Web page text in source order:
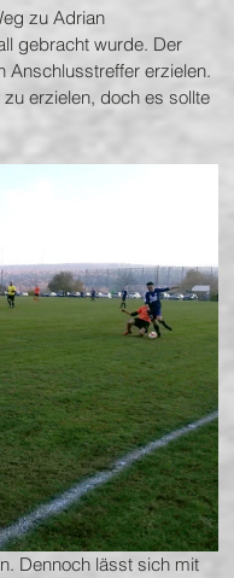
zu Adrian
gebracht wurde. Der
Anschlusstreffer erzielen.
erzielen, doch es sollte
Dennoch lässt sich mit